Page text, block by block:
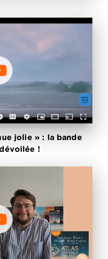
jolie » : la bande
!